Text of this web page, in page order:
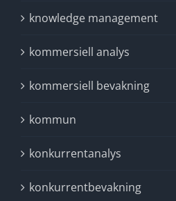
knowledge management
kommersiell analys
kommersiell bevakning
kommun
konkurrentanalys
konkurrentbevakning